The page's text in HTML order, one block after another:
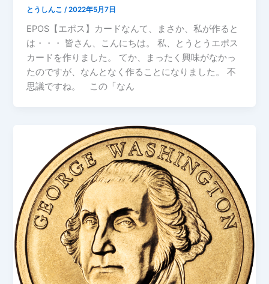
とうしんこ /2022年5月7日
EPOS【エポス】カードなんて、まさか、私が作ると
は・・・ 皆さん、こんにちは。 私、とうとうエポス
カードを作りました。 てか、まったく興味がなかっ
たのですが、なんとなく作ることになりました。 不
思議ですね。 この「なん